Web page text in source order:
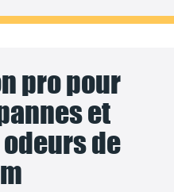
pro pour
et
de